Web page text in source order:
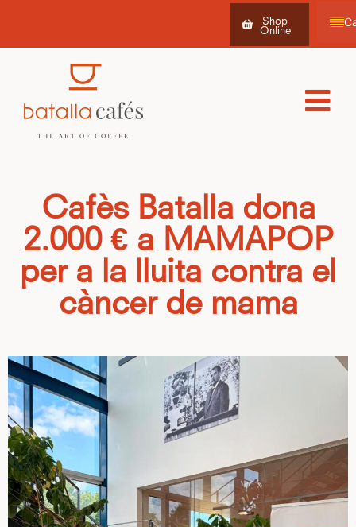
Shop
Online
Cafès Batalla dona
2.000 € a MAMAPOP
per a la lluita contra el
càncer de mama